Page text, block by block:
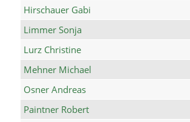
Hirschauer Gabi
Limmer Sonja
Lurz Christine
Mehner Michael
Osner Andreas
Paintner Robert